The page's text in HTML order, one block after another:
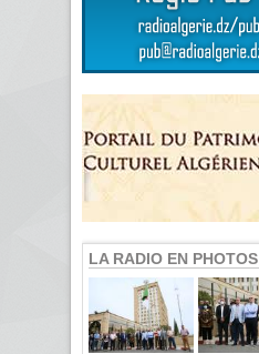
LA RADIO EN PHOTOS